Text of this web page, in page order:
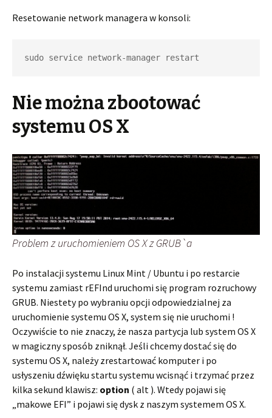
Resetowanie network managera w konsoli:
sudo service network-manager restart
Nie można zbootować
systemu OS X
Problem z uruchomieniem OS X z GRUB`a
Po instalacji systemu Linux Mint / Ubuntu i po restarcie
systemu zamiast rEFInd uruchomi się program rozruchowy
GRUB. Niestety po wybraniu opcji odpowiedzialnej za
uruchomienie systemu OS X, system się nie uruchomi !
Oczywiście to nie znaczy, że nasza partycja lub system OS X
w magiczny sposób zniknął. Jeśli chcemy dostać się do
systemu OS X, należy zrestartować komputer i po
usłyszeniu dźwięku startu systemu wcisnąć i trzymać przez
kilka sekund klawisz: option ( alt ). Wtedy pojawi się
„makowe EFI” i pojawi się dysk z naszym systemem OS X.